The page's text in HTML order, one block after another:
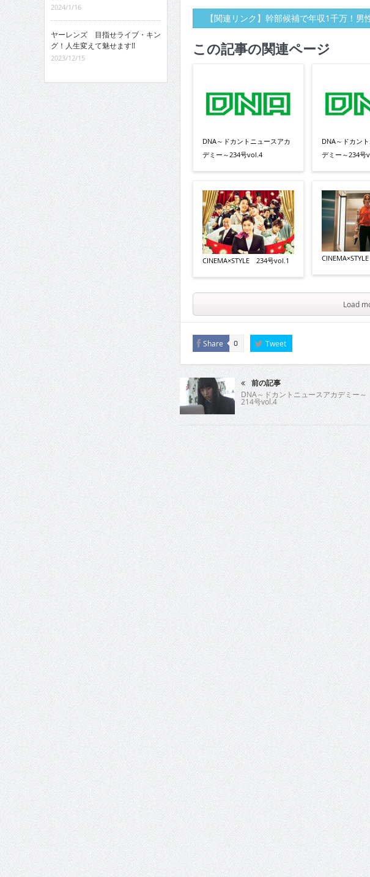
【関連リンク】幹部候補で年収1千万！
この記事の関連ページ
DNA～ドカントニュースアカ
デミー～234号vol.4
CINEMA×STYLE 234号vol.1
DNA～ドカン
デミー～234号
Load
Share 0 Tweet
前の記事
DNA～ドカントニュースアカデミー～
214号vol.4
2024/1/16
ヤーレンズ 目指せライブ・キン
グ！人生変えて魅せます!!
2023/12/15